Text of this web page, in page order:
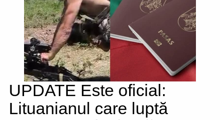
UPDATE Este oficial:
Lituanianul care luptă